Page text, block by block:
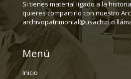
Si tienes material ligado a la
quieres compartirlo con nuestro
archivopatrimonial@usach.cl o
Menú
Inicio